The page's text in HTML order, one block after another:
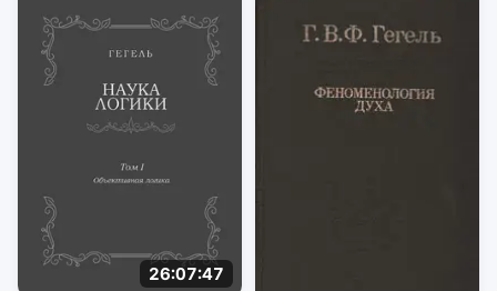
26:07:47